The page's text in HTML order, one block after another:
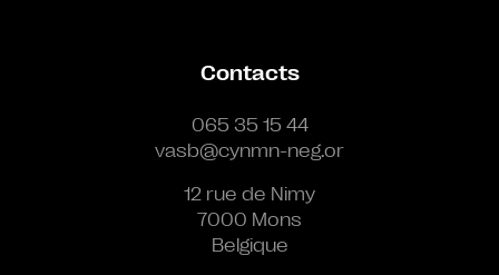
Contacts
065 35 15 44
vasb@cynmn-neg.or
12 rue de Nimy
7000 Mons
Belgique